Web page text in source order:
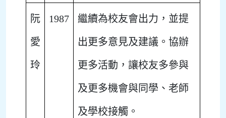
阮
愛
玲
1987 繼續為校友會出力，並提
出更多意見及建議。協辦
更多活動，讓校友多參與
及更多機會與同學、老師
及學校接觸。